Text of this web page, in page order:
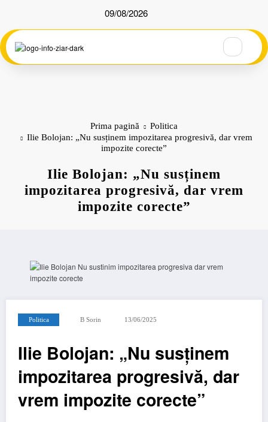
conținut
09/08/2026
Prima pagină
Politica
Ilie Bolojan: „Nu susținem impozitarea progresivă, dar vrem
impozite corecte”
Ilie Bolojan: „Nu susținem
impozitarea progresivă, dar vrem
impozite corecte”
Politica B Sorin 13/06/2025
Ilie Bolojan: „Nu susținem
impozitarea progresivă, dar
vrem impozite corecte”